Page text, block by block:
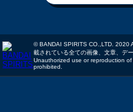
© BANDAI SPIRITS CO.,LTD. 2020
載されている全ての画像、文章、デ
Unauthorized use or reproduction
prohibited.